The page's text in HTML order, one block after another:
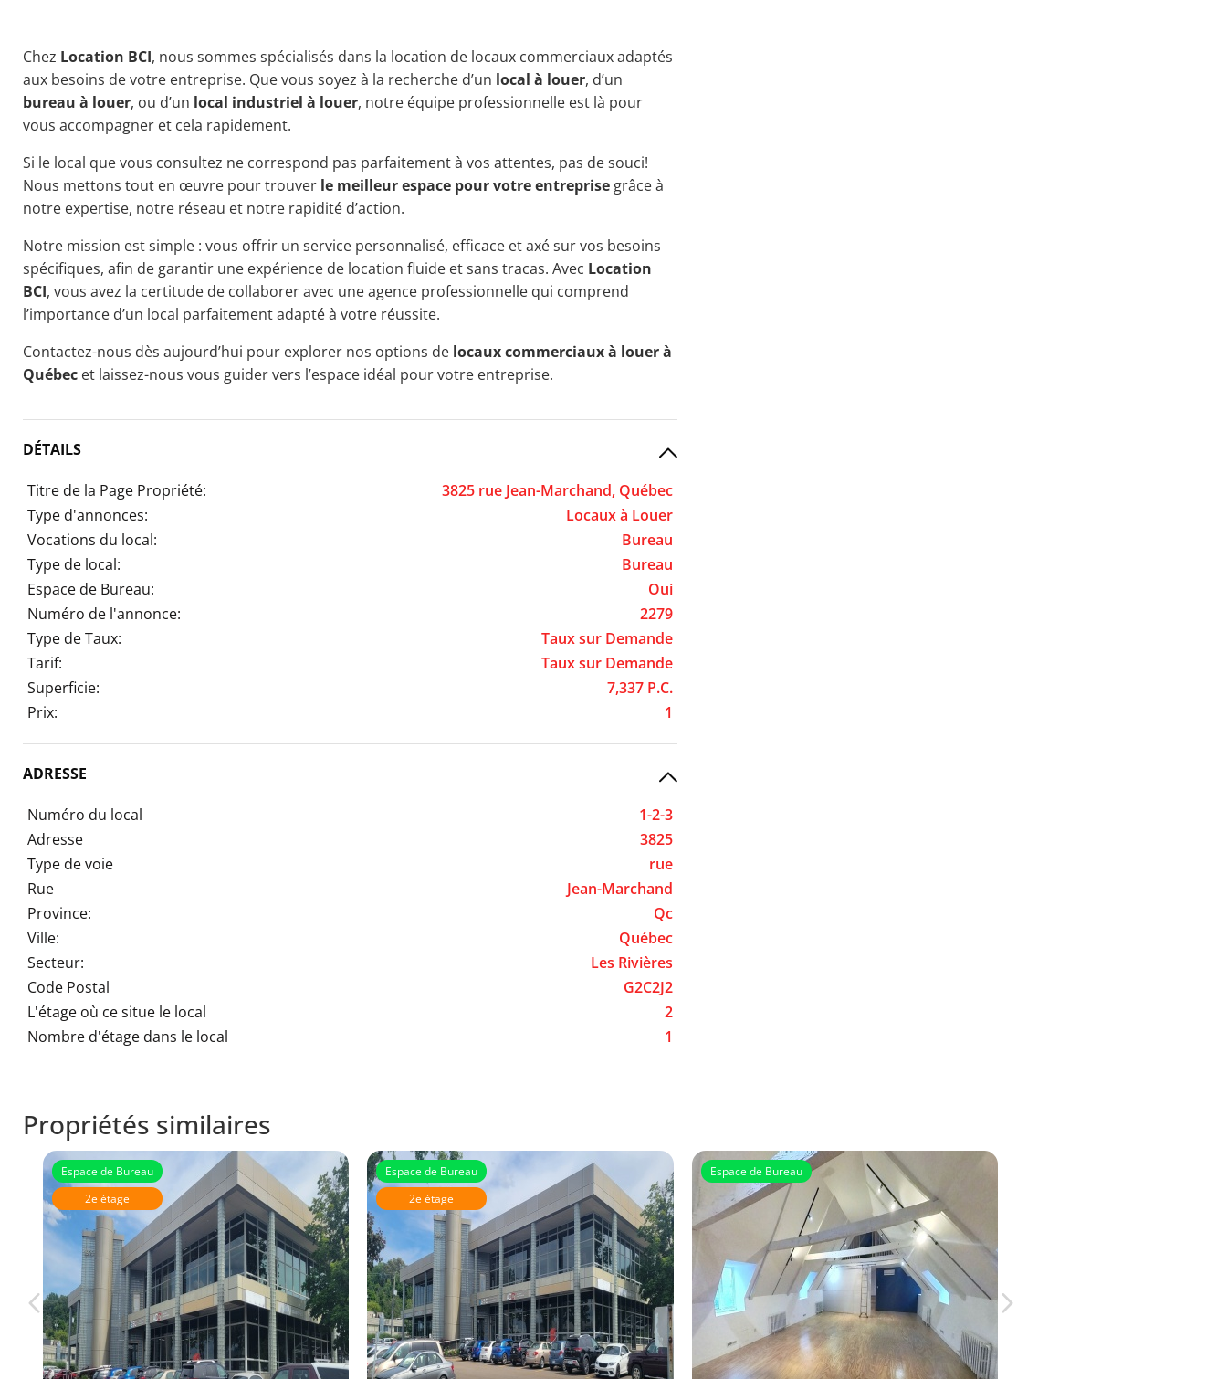
Chez Location BCI, nous sommes spécialisés dans la location de locaux commerciaux adaptés
aux besoins de votre entreprise. Que vous soyez à la recherche d’un local à louer, d’un
bureau à louer, ou d’un local industriel à louer, notre équipe professionnelle est là pour
vous accompagner et cela rapidement.
Si le local que vous consultez ne correspond pas parfaitement à vos attentes, pas de souci!
Nous mettons tout en œuvre pour trouver le meilleur espace pour votre entreprise grâce à
notre expertise, notre réseau et notre rapidité d’action.
Notre mission est simple : vous offrir un service personnalisé, efficace et axé sur vos besoins
spécifiques, afin de garantir une expérience de location fluide et sans tracas. Avec Location
BCI, vous avez la certitude de collaborer avec une agence professionnelle qui comprend
l’importance d’un local parfaitement adapté à votre réussite.
Contactez-nous dès aujourd’hui pour explorer nos options de locaux commerciaux à louer à
Québec et laissez-nous vous guider vers l’espace idéal pour votre entreprise.
DÉTAILS
Titre de la Page Propriété:
3825 rue Jean-Marchand, Québec
Type d'annonces:
Locaux à Louer
Vocations du local:
Bureau
Type de local:
Bureau
Espace de Bureau:
Oui
Numéro de l'annonce:
2279
Type de Taux:
Taux sur Demande
Tarif:
Taux sur Demande
Superficie:
7,337 P.C.
Prix:
1
ADRESSE
Numéro du local
1-2-3
Adresse
3825
Type de voie
rue
Rue
Jean-Marchand
Province:
Qc
Ville:
Québec
Secteur:
Les Rivières
Code Postal
G2C2J2
L'étage où ce situe le local
2
Nombre d'étage dans le local
1
Propriétés similaires
Espace de Bureau
2e étage
Espace de Bureau
2e étage
Espace de Bureau